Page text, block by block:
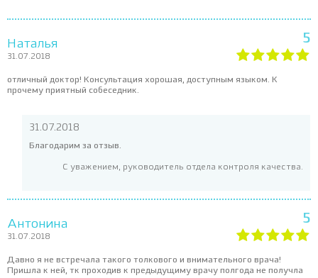
Наталья
31.07.2018
5
отличный доктор! Консультация хорошая, доступным языком. К
прочему приятный собеседник.
31.07.2018
Благодарим за отзыв.
С уважением, руководитель отдела контроля качества.
Антонина
31.07.2018
5
Давно я не встречала такого толкового и внимательного врача!
Пришла к ней, тк проходив к предыдущиму врачу полгода не получла